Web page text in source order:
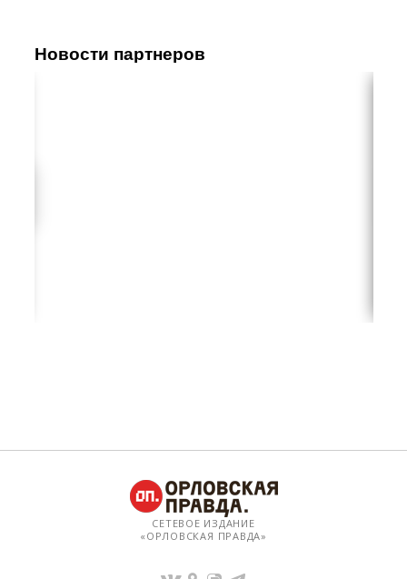
Новости партнеров
СЕТЕВОЕ ИЗДАНИЕ
«ОРЛОВСКАЯ ПРАВДА»